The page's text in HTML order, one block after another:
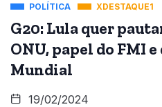
POLÍTICA XDESTAQUE1
G20: Lula quer
ONU, papel do FMI e
Mundial
19/02/2024